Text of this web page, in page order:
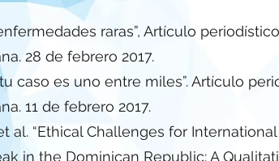
raras”, Artículo
28 de febrero 2017.
caso es uno entre miles”. Artículo
11 de febrero 2017.
al. “Ethical Challenges for
in the Dominican Republic: A